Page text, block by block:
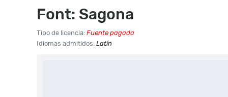
Font: Sagona
Tipo de licencia: Fuente pagada
Idiomas admitidos: Latín